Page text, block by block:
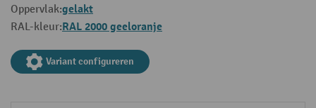
Oppervlak:gelakt
RAL-kleur:RAL 2000 geeloranje
Variant configureren